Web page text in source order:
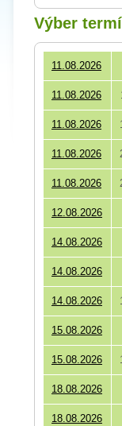
Výber
11.08.2026
11.08.2026
11.08.2026
11.08.2026
11.08.2026
12.08.2026
14.08.2026
14.08.2026
14.08.2026
15.08.2026
15.08.2026
18.08.2026
18.08.2026